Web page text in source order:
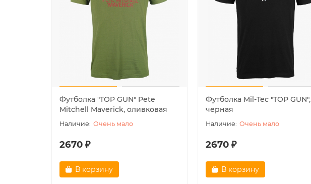
Футболка "TOP GUN" Pete
Mitchell Maverick, оливковая
Очень мало
2670 ₽
В корзину
Футболка Mil-Tec "TOP GUN",
черная
Очень мало
2670 ₽
В корзину